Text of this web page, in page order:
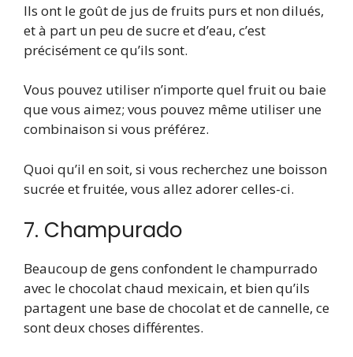
Ils ont le goût de jus de fruits purs et non dilués,
et à part un peu de sucre et d’eau, c’est
précisément ce qu’ils sont.
Vous pouvez utiliser n’importe quel fruit ou baie
que vous aimez; vous pouvez même utiliser une
combinaison si vous préférez.
Quoi qu’il en soit, si vous recherchez une boisson
sucrée et fruitée, vous allez adorer celles-ci.
7. Champurado
Beaucoup de gens confondent le champurrado
avec le chocolat chaud mexicain, et bien qu’ils
partagent une base de chocolat et de cannelle, ce
sont deux choses différentes.